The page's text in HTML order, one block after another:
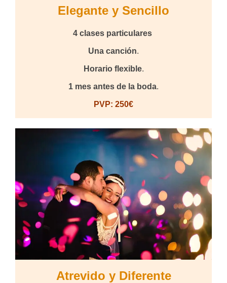
Elegante y Sencillo
4 clases particulares
Una canción.
Horario flexible.
1 mes antes de la boda.
PVP: 250€
Atrevido y Diferente